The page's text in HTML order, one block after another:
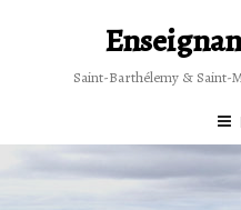
Saint-Barthélemy & Saint-